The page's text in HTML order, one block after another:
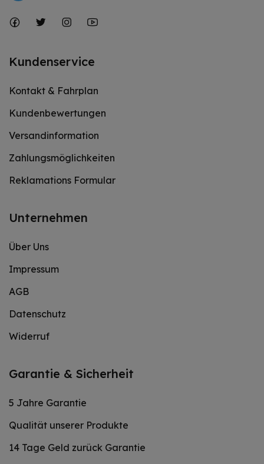
Kundenservice
Kontakt & Fahrplan
Kundenbewertungen
Versandinformation
Zahlungsmöglichkeiten
Reklamations Formular
Unternehmen
Über Uns
Impressum
AGB
Datenschutz
Widerruf
Garantie & Sicherheit
5 Jahre Garantie
Qualität unserer Produkte
14 Tage Geld zurück Garantie